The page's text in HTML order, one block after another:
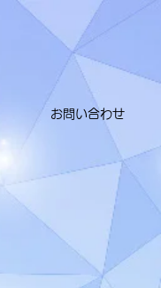
お問い合わせ